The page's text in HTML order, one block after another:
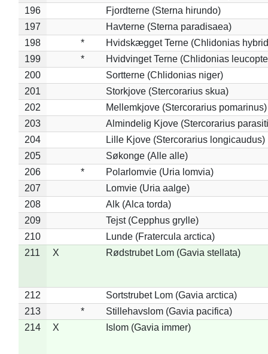
196
Fjordterne (Sterna hirundo)
197
Havterne (Sterna paradisaea)
198
*
Hvidskægget Terne (Chlidonias
199
*
Hvidvinget Terne (Chlidonias
200
Sortterne (Chlidonias niger)
201
Storkjove (Stercorarius skua)
202
Mellemkjove (Stercorarius pomarinus)
203
Almindelig Kjove (Stercorarius
204
Lille Kjove (Stercorarius longicaudus)
205
Søkonge (Alle alle)
206
*
Polarlomvie (Uria lomvia)
207
Lomvie (Uria aalge)
208
Alk (Alca torda)
209
Tejst (Cepphus grylle)
210
Lunde (Fratercula arctica)
211
X Rødstrubet Lom (Gavia stellata)
212
Sortstrubet Lom (Gavia arctica)
213
*
Stillehavslom (Gavia pacifica)
214
X Islom (Gavia immer)